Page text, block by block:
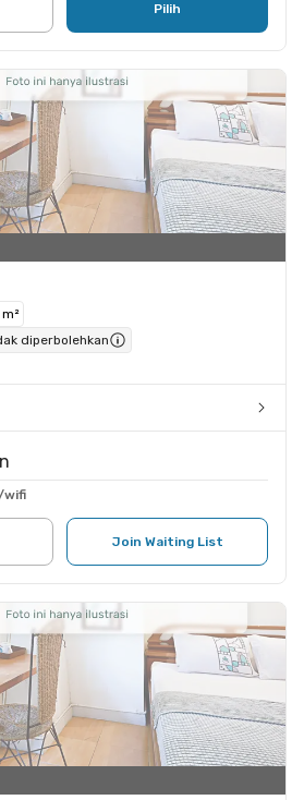
Pilih
m²
diperbolehkan
wifi
Join Waiting List